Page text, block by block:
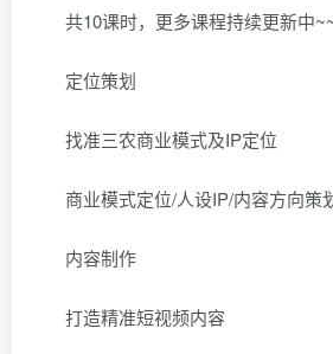
共10课时，更多课程持续更新中
定位策划
找准三农商业模式及IP定位
商业模式定位/人设IP/内容方向策
内容制作
打造精准短视频内容